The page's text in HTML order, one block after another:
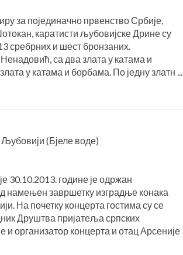
за појединачно првенство Србије,
каратисти љубовијске Дрине су
сребрних и шест бронзаних.
са два злата у катама и
у катама и борбама. По једну златн ...
(Бјеле воде)
30.10.2013. године је одржан
намењен завршетку изградње конака
На почетку концерта гостима су се
Друштва пријатеља српских
и организатор концерта и отац Арсеније